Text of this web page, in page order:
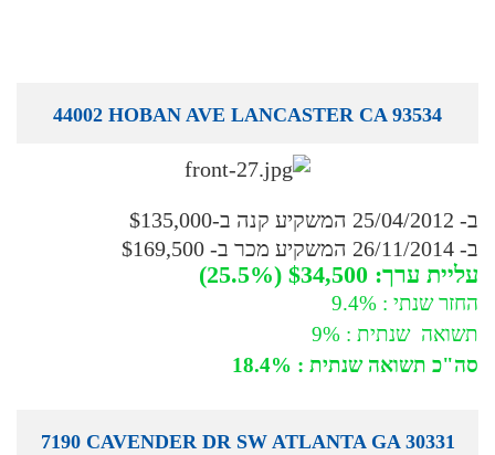
44002 HOBAN AVE LANCASTER CA 93534
ב- 25/04/2012 המשקיע קנה ב-$135,000
ב- 26/11/2014 המשקיע מכר ב- $169,500
עליית ערך: $34,500 (25.5%)
החזר שנתי : 9.4%
תשואה שנתית : 9%
סה"כ תשואה שנתית : 18.4%
7190 CAVENDER DR SW ATLANTA GA 30331